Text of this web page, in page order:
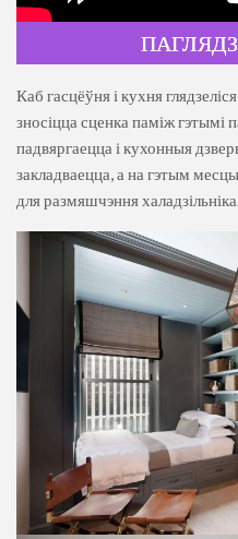
Каб гасцёўня і кухня
зносіцца сценка паміж
падвяргаецца і кухонныя
закладваецца, а на гэтым
для размяшчэння халадзільніка.